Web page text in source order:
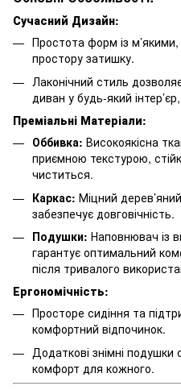
Сучасний Дизайн:
Простота форм із
простору затишку.
Лаконічний стиль
диван у будь-який
Преміальні Матеріали:
Оббивка: Високоякісна
приємною текстурою,
чиститься.
Каркас: Міцний
забезпечує довговічність.
Подушки: Наповнювач із
гарантує оптимальний
після тривалого
Ергономічність:
Просторе сидіння та
комфортний відпочинок.
Додаткові знімні
комфорт для кожного.